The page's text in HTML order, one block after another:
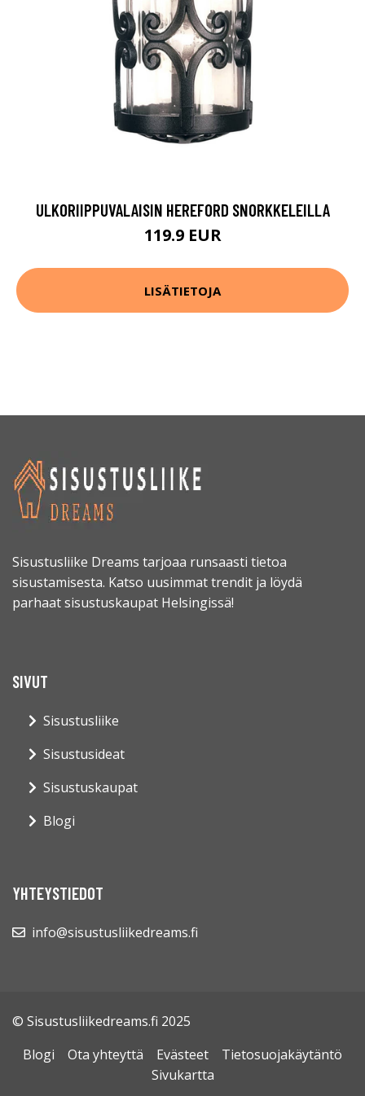
ULKORIIPPUVALAISIN HEREFORD SNORKKELEILLA
119.9 EUR
LISÄTIETOJA
Sisustusliike Dreams tarjoaa runsaasti tietoa
sisustamisesta. Katso uusimmat trendit ja löydä
parhaat sisustuskaupat Helsingissä!
SIVUT
Sisustusliike
Sisustusideat
Sisustuskaupat
Blogi
YHTEYSTIEDOT
info@sisustusliikedreams.fi
© Sisustusliikedreams.fi 2025
Blogi
Ota yhteyttä Evästeet
Tietosuojakäytäntö
Sivukartta